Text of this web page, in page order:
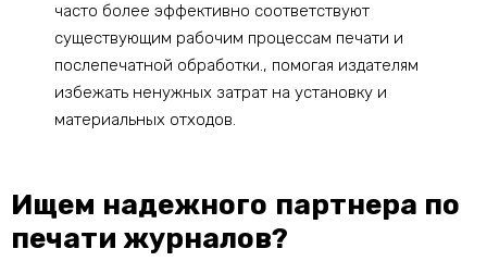
часто более эффективно соответствуют
существующим рабочим процессам печати и
послепечатной обработки., помогая издателям
избежать ненужных затрат на установку и
материальных отходов.
Ищем надежного партнера по
печати журналов?